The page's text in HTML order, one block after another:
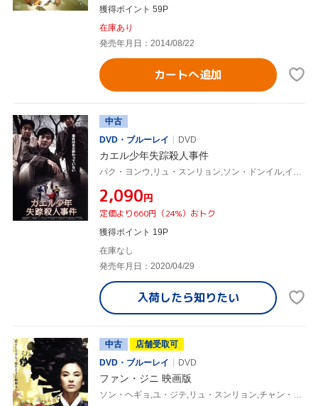
獲得ポイント 59P
在庫あり
発売年月日：2014/08/22
カートへ追加
中古
DVD・ブルーレイ
DVD
カエル少年失踪殺人事件
¥2,090円
定価より660円（24%）おトク
獲得ポイント 19P
在庫なし
発売年月日：2020/04/29
入荷したら知りたい
中古
店舗受取可
DVD・ブルーレイ
DVD
ファン・ジニ 映画版